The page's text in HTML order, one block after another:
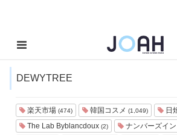
DEWYTREE
楽天市場 (474) 韓国コスメ (1,049) 日
The Lab Byblancdoux (2) ナンバーズイン